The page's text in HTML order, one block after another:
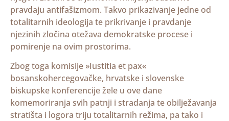
pravdaju antifašizmom. Takvo prikazivanje jedne od
totalitarnih ideologija te prikrivanje i pravdanje
njezinih zločina otežava demokratske procese i
pomirenje na ovim prostorima.
Zbog toga komisije »Iustitia et pax«
bosanskohercegovačke, hrvatske i slovenske
biskupske konferencije žele u ove dane
komemoriranja svih patnji i stradanja te obilježavanja
stratišta i logora triju totalitarnih režima, pa tako i